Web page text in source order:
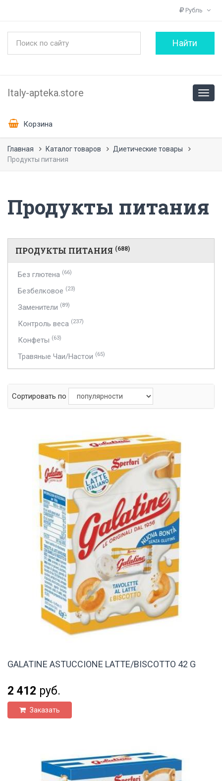
Рубль
Italy-apteka.store
Корзина
Главная Каталог товаров
Диетические товары
Продукты питания
Продукты питания
ПРОДУКТЫ ПИТАНИЯ (688)
Без глютена (66)
Безбелковое (23)
Заменители (89)
Контроль веса (237)
Конфеты (63)
Травяные Чаи/Настои (65)
Сортировать по
GALATINE ASTUCCIONE LATTE/BISCOTTO 42 G
2 412 руб.
Заказать